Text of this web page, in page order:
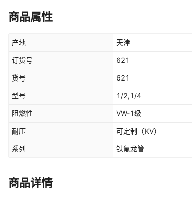
商品属性
产地 天津
订货号 621
货号 621
型号 1/2,1/4
阻燃性 VW-1级
耐压 可定制 （KV）
系列 铁氟龙管
商品详情